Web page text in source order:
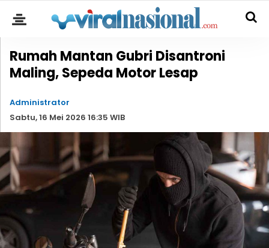
Rumah Mantan Gubri Disantroni
Maling, Sepeda Motor Lesap
Administrator
Sabtu, 16 Mei 2026 16:35 WIB